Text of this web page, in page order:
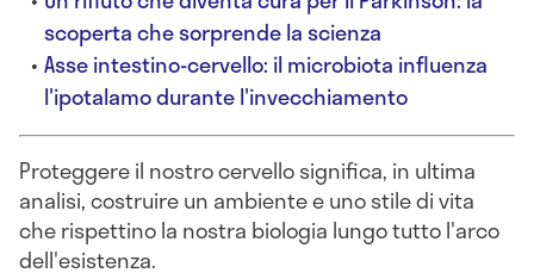
scoperta che sorprende la scienza
Asse intestino-cervello: il microbiota influenza
l'ipotalamo durante l'invecchiamento
Proteggere il nostro cervello significa, in ultima
analisi, costruire un ambiente e uno stile di vita
che rispettino la nostra biologia lungo tutto l'arco
dell'esistenza.